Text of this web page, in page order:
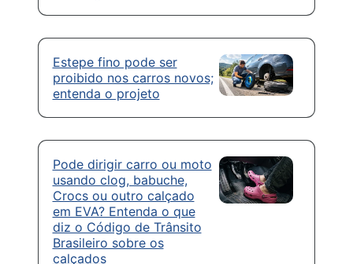
Estepe fino pode ser
proibido nos carros novos;
entenda o projeto
Pode dirigir carro ou moto
usando clog, babuche,
Crocs ou outro calçado
em EVA? Entenda o que
diz o Código de Trânsito
Brasileiro sobre os
calçados